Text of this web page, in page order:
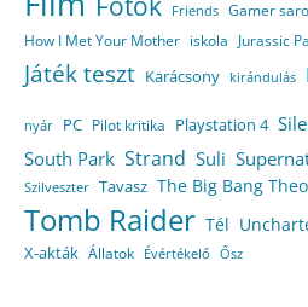
Friends Gamer
How I Met Your Mother iskola Jurassic
Játék teszt Karácsony kirándulás
nyár PC Pilot kritika Playstation 4
South Park Strand Suli
Szilveszter Tavasz The Big Bang
Tomb Raider Tél
X-akták Állatok Évértékelő Ősz